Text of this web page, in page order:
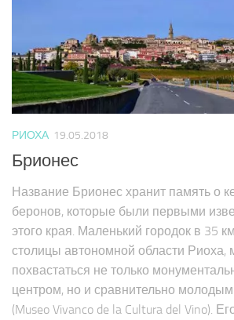
РИОХА 19.05.2018
Брионес
Название Брионес хранит память о
беронов, которые были первыми
этого края. Маленький городок в 35
столицы автономной области Риоха,
похвастаться не только
центром, но и сравнительно
(Museo Vivanco de la Cultura del Vino).